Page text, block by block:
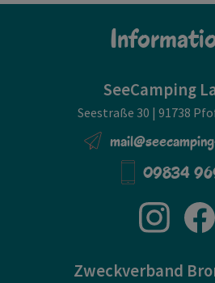
SeeCamping
Seestraße 30 | 91738
09834
Zweckverband